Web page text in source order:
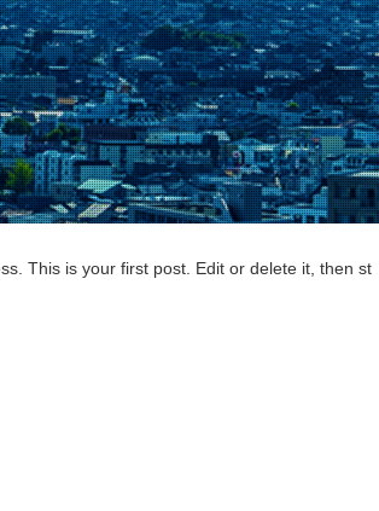
This is your first post. Edit or delete it, then st